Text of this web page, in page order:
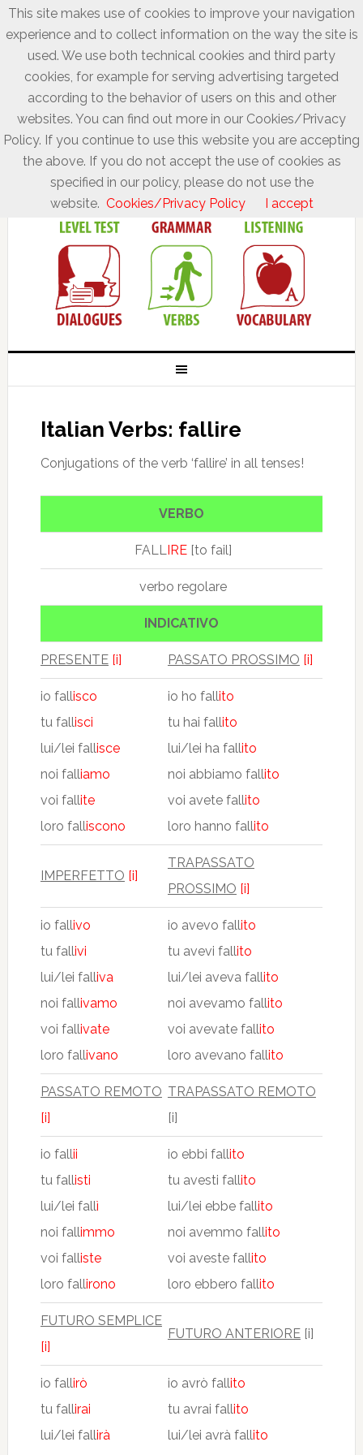
Italian Verbs: fallire
Conjugations of the verb ‘fallire’ in all tenses!
VERBO
FALLIRE [to fail]
verbo regolare
INDICATIVO
PRESENTE [i] PASSATO PROSSIMO [i]
io fallisco
tu fallisci
lui/lei fallisce
noi falliamo
voi fallite
loro falliscono
io ho fallito
tu hai fallito
lui/lei ha fallito
noi abbiamo fallito
voi avete fallito
loro hanno fallito
IMPERFETTO [i]
TRAPASSATO
PROSSIMO [i]
io fallivo
tu fallivi
lui/lei falliva
noi fallivamo
voi fallivate
loro fallivano
io avevo fallito
tu avevi fallito
lui/lei aveva fallito
noi avevamo fallito
voi avevate fallito
loro avevano fallito
PASSATO REMOTO
[i]
TRAPASSATO REMOTO
[i]
io fallii
tu fallisti
lui/lei fallì
noi fallimmo
voi falliste
loro fallirono
io ebbi fallito
tu avesti fallito
lui/lei ebbe fallito
noi avemmo fallito
voi aveste fallito
loro ebbero fallito
FUTURO SEMPLICE
[i]
FUTURO ANTERIORE[i]
io fallirò
tu fallirai
lui/lei fallirà
io avrò fallito
tu avrai fallito
lui/lei avrà fallito
This site makes use of cookies to improve your navigation
experience and to collect information on the way the site is
used. We use both technical cookies and third party
cookies, for example for serving advertising targeted
according to the behavior of users on this and other
websites. You can find out more in our Cookies/Privacy
Policy. If you continue to use this website you are accepting
the above. If you do not accept the use of cookies as
specified in our policy, please do not use the
website. Cookies/Privacy Policy I accept